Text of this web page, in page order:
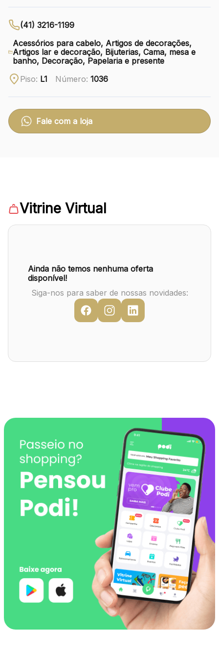
Ver local
Chamar Uber
CONTATO
WhatsApp
(41) 3216-1199
Acessórios para cabelo, Artigos de decorações,
Artigos lar e decoração, Bijuterias, Cama, mesa e
banho, Decoração, Papelaria e presente
Piso: L1 Número: 1036
Fale com a loja
Vitrine Virtual
Ainda não temos nenhuma oferta
disponível!
Siga-nos para saber de nossas novidades: